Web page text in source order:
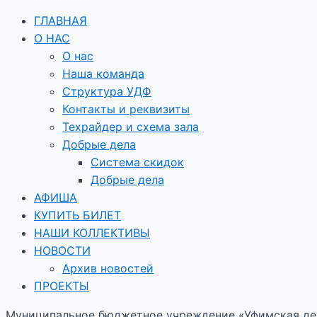
ГЛАВНАЯ
О НАС
О нас
Наша команда
Структура УДФ
Контакты и реквизиты
Техрайдер и схема зала
Добрые дела
Система скидок
Добрые дела
АФИША
КУПИТЬ БИЛЕТ
НАШИ КОЛЛЕКТИВЫ
НОВОСТИ
Архив новостей
ПРОЕКТЫ